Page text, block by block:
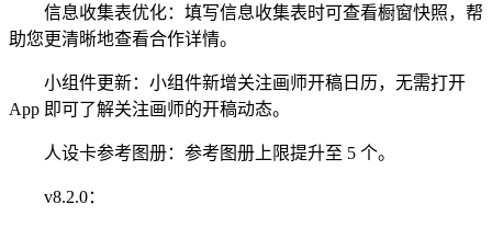
信息收集表优化：填写信息收集表时可查看橱窗快照，帮
助您更清晰地查看合作详情。
小组件更新：小组件新增关注画师开稿日历，无需打开
App 即可了解关注画师的开稿动态。
人设卡参考图册：参考图册上限提升至 5 个。
v8.2.0：